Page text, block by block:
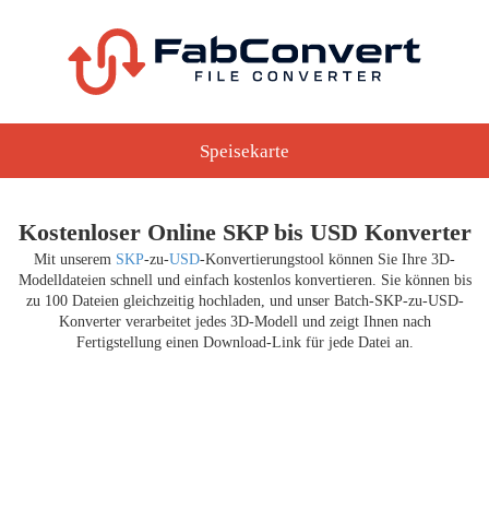
Speisekarte
Kostenloser Online SKP bis USD Konverter
Mit unserem SKP-zu-USD-Konvertierungstool können Sie Ihre 3D-
Modelldateien schnell und einfach kostenlos konvertieren. Sie können bis
zu 100 Dateien gleichzeitig hochladen, und unser Batch-SKP-zu-USD-
Konverter verarbeitet jedes 3D-Modell und zeigt Ihnen nach
Fertigstellung einen Download-Link für jede Datei an.